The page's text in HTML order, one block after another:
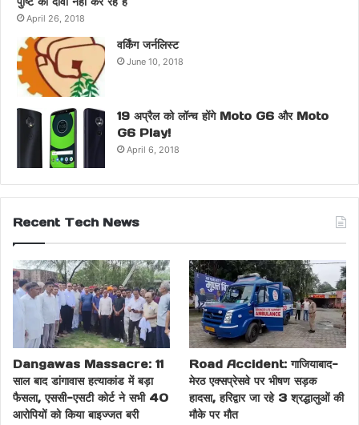
April 26, 2018
वर्किंग जर्नलिस्ट
June 10, 2018
19 अप्रैल को लॉन्च होंगे Moto G6 और Moto
G6 Play!
April 6, 2018
Recent Tech News
Dangawas Massacre: 11
साल बाद डांगावास हत्याकांड में बड़ा
फैसला, एससी-एसटी कोर्ट ने सभी 40
आरोपियों को किया बाइज्जत बरी
Road Accident: गाजियाबाद-
मेरठ एक्सप्रेसवे पर भीषण सड़क
हादसा, हरिद्वार जा रहे 3 श्रद्धालुओं की
मौके पर मौत